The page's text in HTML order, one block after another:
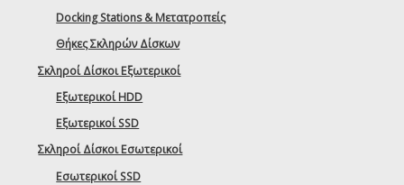
Docking Stations & Μετατροπείς
Θήκες Σκληρών Δίσκων
Σκληροί Δίσκοι Εξωτερικοί
Εξωτερικοί HDD
Εξωτερικοί SSD
Σκληροί Δίσκοι Εσωτερικοί
Εσωτερικοί SSD